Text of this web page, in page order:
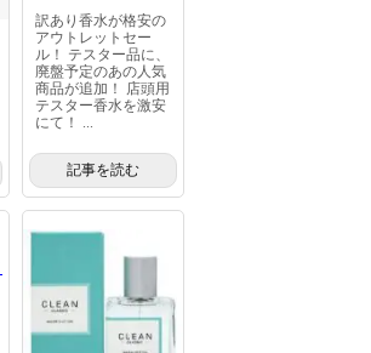
訳あり香水が格安の
アウトレットセー
ル！ テスター品に、
廃盤予定のあの人気
商品が追加！ 店頭用
テスター香水を激安
にて！ ...
記事を読む